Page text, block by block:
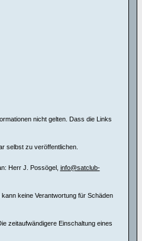
nicht gelten. Dass die Links
selbst zu veröffentlichen.
Herr J. Possögel, info@satclub-
keine Verantwortung für Schäden
zeitaufwändigere Einschaltung eines